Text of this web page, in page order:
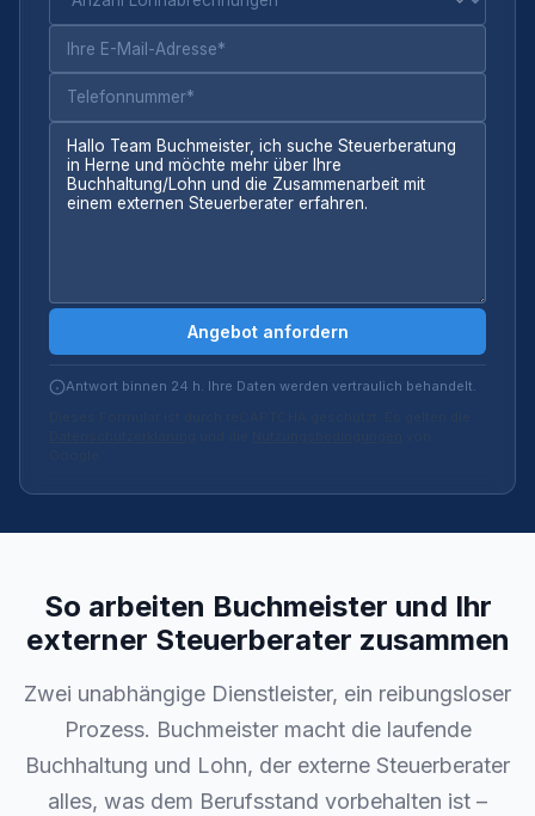
Angebot anfordern
Antwort binnen 24 h. Ihre Daten werden vertraulich behandelt.
So arbeiten Buchmeister und Ihr
externer Steuerberater zusammen
Zwei unabhängige Dienstleister, ein reibungsloser
Prozess. Buchmeister macht die laufende
Buchhaltung und Lohn, der externe Steuerberater
alles, was dem Berufsstand vorbehalten ist –